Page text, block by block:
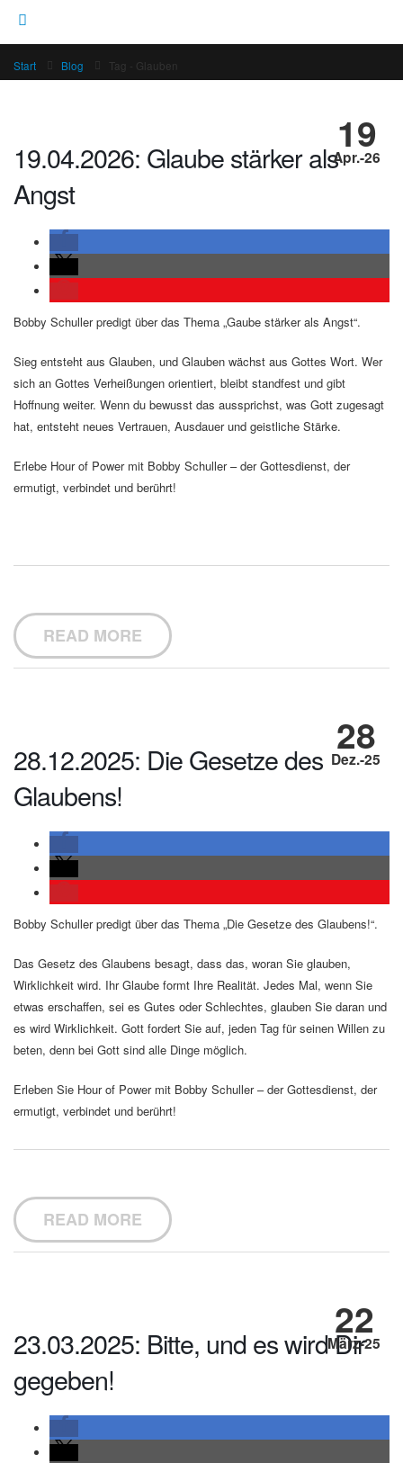
Start Blog Tag - Glauben
19
Apr.-26
19.04.2026: Glaube stärker als
Angst
Bobby Schuller predigt über das Thema „Gaube stärker als Angst“.
Sieg entsteht aus Glauben, und Glauben wächst aus Gottes Wort. Wer
sich an Gottes Verheißungen orientiert, bleibt standfest und gibt
Hoffnung weiter. Wenn du bewusst das aussprichst, was Gott zugesagt
hat, entsteht neues Vertrauen, Ausdauer und geistliche Stärke.
Erlebe Hour of Power mit Bobby Schuller – der Gottesdienst, der
ermutigt, verbindet und berührt!
READ MORE
28
Dez.-25
28.12.2025: Die Gesetze des
Glaubens!
Bobby Schuller predigt über das Thema „Die Gesetze des Glaubens!“.
Das Gesetz des Glaubens besagt, dass das, woran Sie glauben,
Wirklichkeit wird. Ihr Glaube formt Ihre Realität. Jedes Mal, wenn Sie
etwas erschaffen, sei es Gutes oder Schlechtes, glauben Sie daran und
es wird Wirklichkeit. Gott fordert Sie auf, jeden Tag für seinen Willen zu
beten, denn bei Gott sind alle Dinge möglich.
Erleben Sie Hour of Power mit Bobby Schuller – der Gottesdienst, der
ermutigt, verbindet und berührt!
READ MORE
22
März-25
23.03.2025: Bitte, und es wird Dir
gegeben!